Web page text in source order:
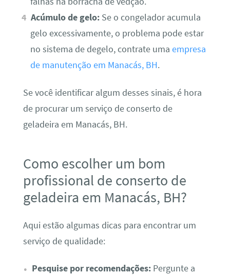
Acúmulo de gelo: Se o congelador acumula
gelo excessivamente, o problema pode estar
no sistema de degelo, contrate uma empresa
de manutenção em Manacás, BH.
Se você identificar algum desses sinais, é hora
de procurar um serviço de conserto de
geladeira em Manacás, BH.
Como escolher um bom
profissional de conserto de
geladeira em Manacás, BH?
Aqui estão algumas dicas para encontrar um
serviço de qualidade:
Pesquise por recomendações:Pergunte a